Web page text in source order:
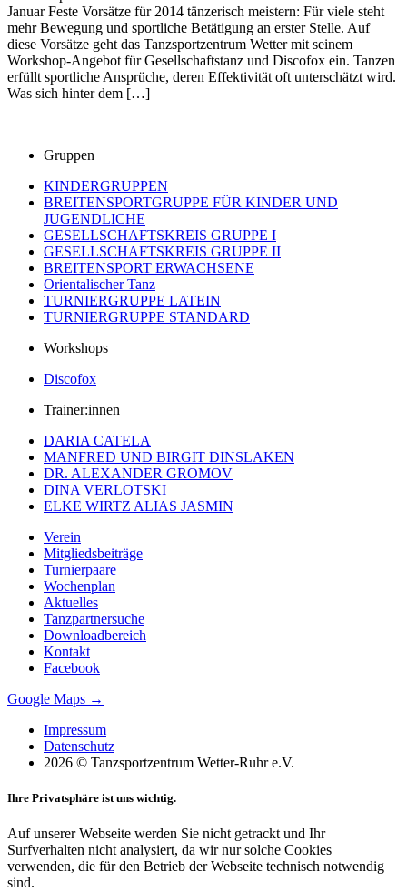
Januar Feste Vorsätze für 2014 tänzerisch meistern: Für viele steht
mehr Bewegung und sportliche Betätigung an erster Stelle. Auf
diese Vorsätze geht das Tanzsportzentrum Wetter mit seinem
Workshop-Angebot für Gesellschaftstanz und Discofox ein. Tanzen
erfüllt sportliche Ansprüche, deren Effektivität oft unterschätzt wird.
Was sich hinter dem […]
Gruppen
KINDERGRUPPEN
BREITENSPORTGRUPPE FÜR KINDER UND
JUGENDLICHE
GESELLSCHAFTSKREIS GRUPPE I
GESELLSCHAFTSKREIS GRUPPE II
BREITENSPORT ERWACHSENE
Orientalischer Tanz
TURNIERGRUPPE LATEIN
TURNIERGRUPPE STANDARD
Workshops
Discofox
Trainer:innen
DARIA CATELA
MANFRED UND BIRGIT DINSLAKEN
DR. ALEXANDER GROMOV
DINA VERLOTSKI
ELKE WIRTZ ALIAS JASMIN
Verein
Mitgliedsbeiträge
Turnierpaare
Wochenplan
Aktuelles
Tanzpartnersuche
Downloadbereich
Kontakt
Facebook
Google Maps →
Impressum
Datenschutz
2026 © Tanzsportzentrum Wetter-Ruhr e.V.
Ihre Privatsphäre ist uns wichtig.
Auf unserer Webseite werden Sie nicht getrackt und Ihr
Surfverhalten nicht analysiert, da wir nur solche Cookies
verwenden, die für den Betrieb der Webseite technisch notwendig
sind.